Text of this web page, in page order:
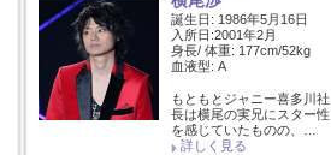
誕生日: 1986年5月16日
入所日:2001年2月
身長/ 体重: 177cm/52kg
血液型: A
もともとジャニー喜多川社
長は横尾の実兄にスター性
を感じていたものの、…
詳しく見る